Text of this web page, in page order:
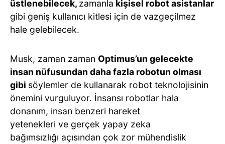
üstlenebilecek, zamanla kişisel robot asistanlar
gibi geniş kullanıcı kitlesi için de vazgeçilmez
hale gelebilecek.
Musk, zaman zaman Optimus’un gelecekte
insan nüfusundan daha fazla robotun olması
gibi söylemler de kullanarak robot teknolojisinin
önemini vurguluyor. İnsansı robotlar hala
donanım, insan benzeri hareket
yetenekleri ve gerçek yapay zeka
bağımsızlığı açısından çok zor mühendislik